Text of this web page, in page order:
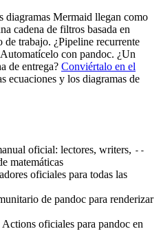
diagramas Mermaid llegan como
cadena de filtros basada en
trabajo. ¿Pipeline recurrente
con pandoc. ¿Un
de entrega? Conviértalo en el
ecuaciones y los diagramas de
oficial: lectores, writers, --
matemáticas
oficiales para todas las
de pandoc para renderizar
oficiales para pandoc en